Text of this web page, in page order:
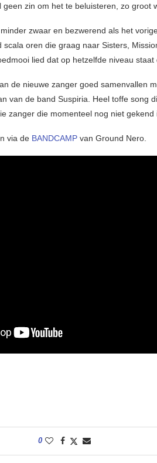
geen zin om het te beluisteren, zo groot
zwaar en bezwerend als het
oren die graag naar Sisters,
lied dat op hetzelfde niveau staat
de nieuwe zanger goed samenvallen
van de band Suspiria. Heel toffe song
zanger die momenteel nog niet
via de BANDCAMP van Ground Nero.
0